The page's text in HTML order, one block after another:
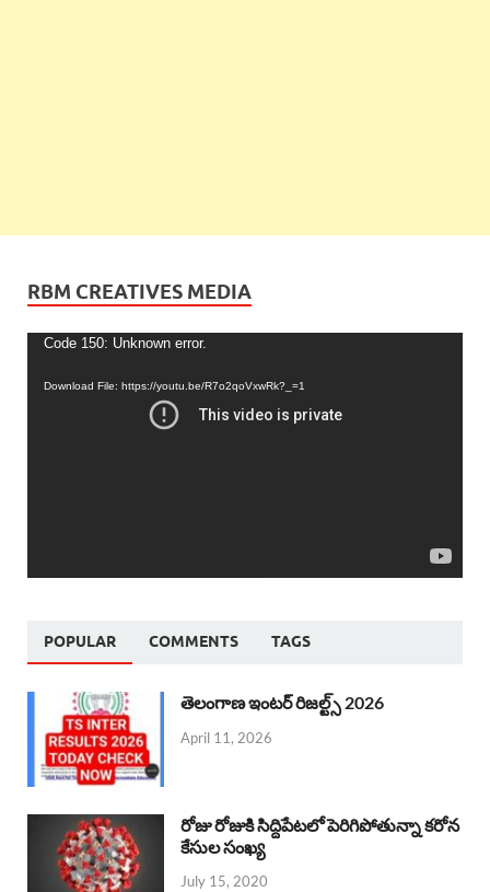
RBM CREATIVES MEDIA
Video
Code 150: Unknown error.
Download File: https://youtu.be/R7o2qoVxwRk?_=1
POPULAR COMMENTS TAGS
తెలంగాణ ఇంటర్ రిజల్ట్స్ 2026
April 11, 2026
రోజు రోజుకి సిద్దిపేటలో పెరిగిపోతున్నా కరోన
కేసుల సంఖ్య
July 15, 2020